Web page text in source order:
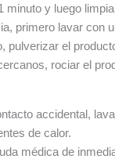
minuto y luego
primero lavar con
pulverizar el
rociar el
accidental,
de calor.
médica de